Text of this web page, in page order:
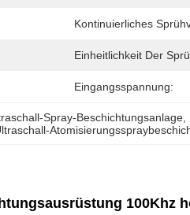
Kontinuierliches
Einheitlichkeit Der
Eingangsspannung:
Spray-Beschichtungsanlage
100Khz